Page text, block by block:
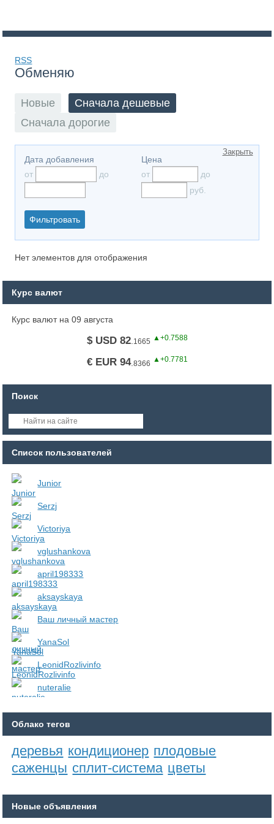
RSS
Обменяю
Новые
Сначала дешевые
Сначала дорогие
Закрыть
Дата добавления
от
до
Цена
от
до
руб.
Нет элементов для отображения
Курс валют
Курс валют на 09 августа
$ USD 82. 1665 ▲+0.7588
€ EUR 94. 8366 ▲+0.7781
Поиск
Список пользователей
Junior
Serzj
Victoriya
vglushankova
april198333
aksayskaya
Ваш личный мастер
YanaSol
LeonidRozlivinfo
nuteralie
Облако тегов
деревья кондиционер плодовые
саженцы сплит-система цветы
Новые объявления